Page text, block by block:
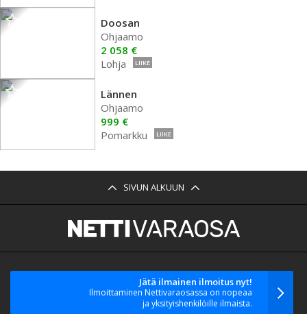
Doosan
Ohjaamo
2 058 €
Lohja
LIIKE
Lännen
Ohjaamo
999 €
Pomarkku
LIIKE
SIVUN ALKUUN
Jätä ilmainen ilmoitus nyt!
Ilmoittaminen Nettivaraosassa on nopeaa
ja yksityishenkilöille ilmaista.